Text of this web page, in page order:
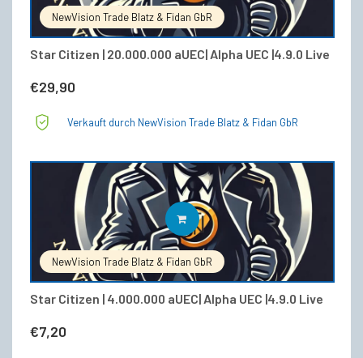
NewVision Trade Blatz & Fidan GbR
Star Citizen | 20.000.000 aUEC| Alpha UEC |4.9.0 Live
€29,90
Verkauft durch NewVision Trade Blatz & Fidan GbR
NewVision Trade Blatz & Fidan GbR
Star Citizen | 4.000.000 aUEC| Alpha UEC |4.9.0 Live
€7,20
IN DEN WARENKORB